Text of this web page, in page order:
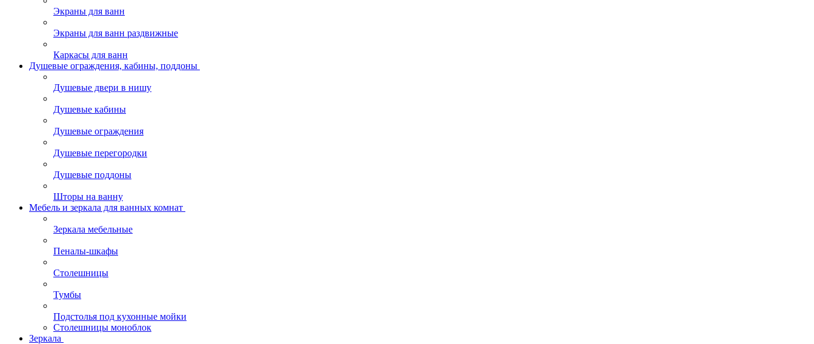
Экраны для ванн
Экраны для ванн раздвижные
Каркасы для ванн
Душевые ограждения, кабины, поддоны
Душевые двери в нишу
Душевые кабины
Душевые ограждения
Душевые перегородки
Душевые поддоны
Шторы на ванну
Мебель и зеркала для ванных комнат
Зеркала мебельные
Пеналы-шкафы
Столешницы
Тумбы
Подстолья под кухонные мойки
Столешницы моноблок
Зеркала